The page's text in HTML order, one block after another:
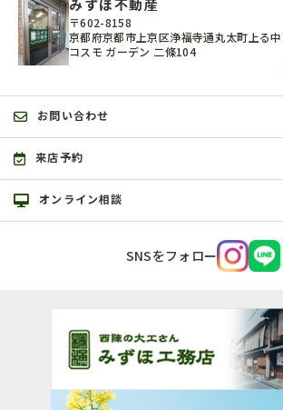
みずほ不動産
〒602-8158
京都府京都市上京区浄福寺通丸太町上る
コスモ ガーデン 二條104
お問い合わせ
来店予約
オンライン相談
SNSをフォロー